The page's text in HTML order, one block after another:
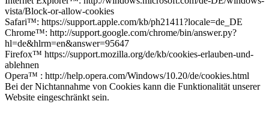
vista/Block-or-allow-cookies
Safari™: https://support.apple.com/kb/ph21411?locale=de_DE
Chrome™: http://support.google.com/chrome/bin/answer.py?
hl=de&hlrm=en&answer=95647
Firefox™ https://support.mozilla.org/de/kb/cookies-erlauben-und-
ablehnen
Opera™ : http://help.opera.com/Windows/10.20/de/cookies.html
Bei der Nichtannahme von Cookies kann die Funktionalität unserer
Website eingeschränkt sein.